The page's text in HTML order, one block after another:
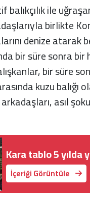
balıkçılık ile
birlikte
denize atarak
bir süre sonra
bir süre
kuzu balığı
asıl
Kara tablo 5 yılda
İçeriği Görüntüle